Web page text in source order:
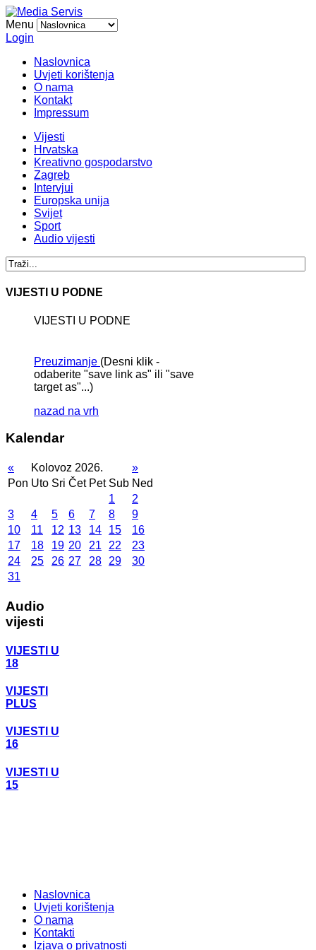
Menu
Login
Naslovnica
Uvjeti korištenja
O nama
Kontakt
Impressum
Vijesti
Hrvatska
Kreativno gospodarstvo
Zagreb
Intervjui
Europska unija
Svijet
Sport
Audio vijesti
VIJESTI U PODNE
VIJESTI U PODNE
Preuzimanje (Desni klik -
odaberite "save link as" ili "save
target as"...)
nazad na vrh
Kalendar
« Kolovoz 2026.
»
Pon Uto Sri Čet Pet Sub Ned
1
2
3
4 5 6 7 8
9
10
11 12 13 14 15
16
17
18 19 20 21 22
23
24
25 26 27 28 29
30
31
Audio
vijesti
VIJESTI U
18
VIJESTI
PLUS
VIJESTI U
16
VIJESTI U
15
Naslovnica
Uvjeti korištenja
O nama
Kontakti
Izjava o privatnosti